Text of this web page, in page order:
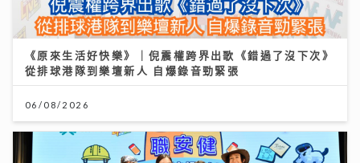
《原來生活好快樂》｜倪震權跨界出歌《錯過了沒下次》
從排球港隊到樂壇新人 自爆錄音勁緊張
06/08/2026